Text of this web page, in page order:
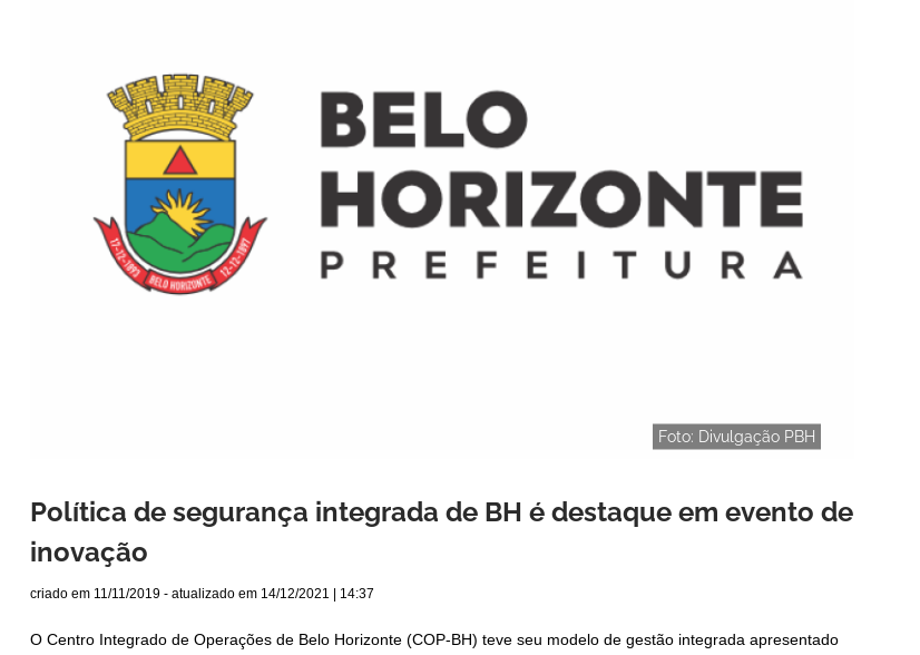
Foto: Divulgação PBH
Política de segurança integrada de BH é destaque em evento de
inovação
criado em 11/11/2019 - atualizado em 14/12/2021 | 14:37
O Centro Integrado de Operações de Belo Horizonte (COP-BH) teve seu modelo de gestão integrada apresentado